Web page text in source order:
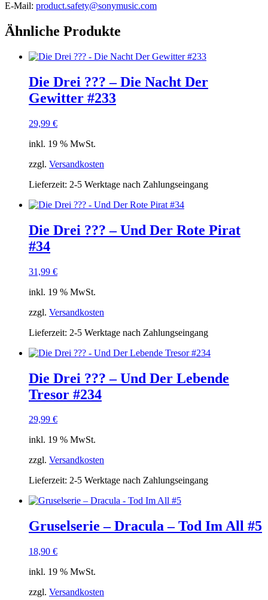
E-Mail: product.safety@sonymusic.com
Ähnliche Produkte
Die Drei ??? – Die Nacht Der
Gewitter #233
29,99 €
inkl. 19 % MwSt.
zzgl. Versandkosten
Lieferzeit: 2-5 Werktage nach Zahlungseingang
Die Drei ??? – Und Der Rote Pirat
#34
31,99 €
inkl. 19 % MwSt.
zzgl. Versandkosten
Lieferzeit: 2-5 Werktage nach Zahlungseingang
Die Drei ??? – Und Der Lebende
Tresor #234
29,99 €
inkl. 19 % MwSt.
zzgl. Versandkosten
Lieferzeit: 2-5 Werktage nach Zahlungseingang
Gruselserie – Dracula – Tod Im All #5
18,90 €
inkl. 19 % MwSt.
zzgl. Versandkosten